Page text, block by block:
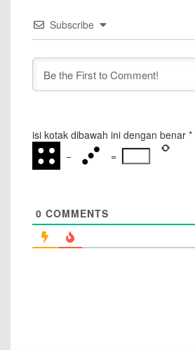
Subscribe
isi kotak dibawah ini dengan benar *
−
=
0 COMMENTS